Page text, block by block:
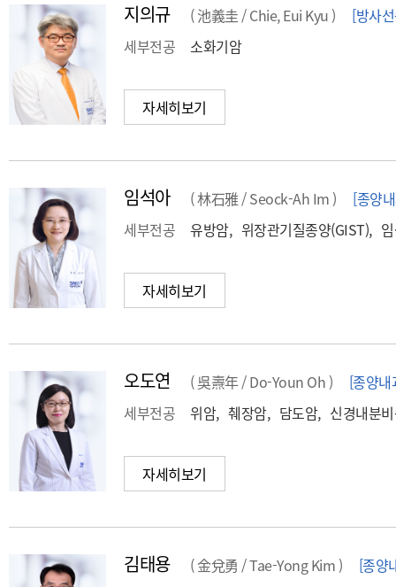
지의규 ( 池義圭 / Chie, Eui Kyu )
[방사
세부전공
소화기암
자세히보기
임석아 ( 林石雅 / Seock-Ah Im )
[종양
세부전공
유방암, 위장관기질종양(GIST),
자세히보기
오도연 ( 吳燾年 / Do-Youn Oh )
[종양
세부전공
위암, 췌장암, 담도암, 신경내분
자세히보기
김태용 ( 金兌勇 / Tae-Yong Kim )
[종양